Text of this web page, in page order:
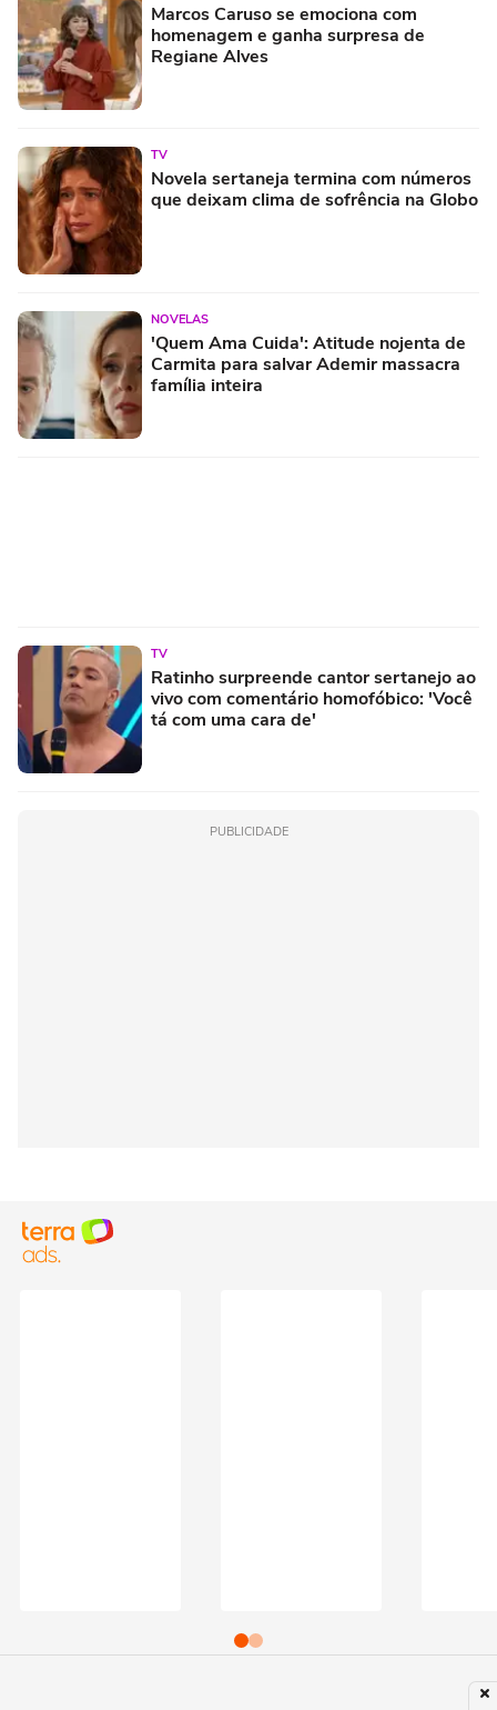
Marcos Caruso se emociona com
homenagem e ganha surpresa de
Regiane Alves
TV
Novela sertaneja termina com números
que deixam clima de sofrência na Globo
NOVELAS
'Quem Ama Cuida': Atitude nojenta de
Carmita para salvar Ademir massacra
família inteira
TV
Ratinho surpreende cantor sertanejo ao
vivo com comentário homofóbico: 'Você
tá com uma cara de'
PUBLICIDADE